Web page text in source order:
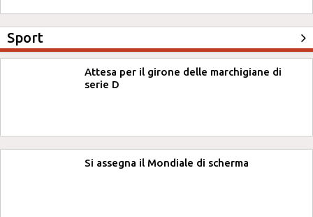
Sport
Attesa per il girone delle marchigiane di
serie D
Si assegna il Mondiale di scherma